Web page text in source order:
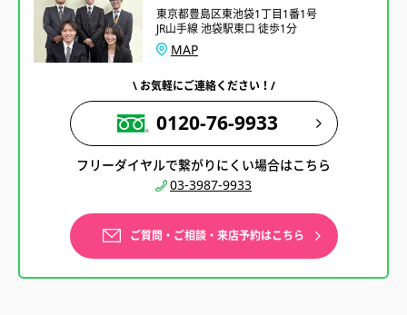
東京都豊島区東池袋1丁目1番1号
JR山手線 池袋駅東口 徒歩1分
MAP
\ お気軽にご連絡ください！/
0120-76-9933
フリーダイヤルで繋がりにくい場合はこちら
03-3987-9933
ご質問・ご相談・来店予約はこちら